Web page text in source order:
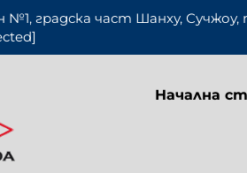
№1, градска част Шанху,
Начална